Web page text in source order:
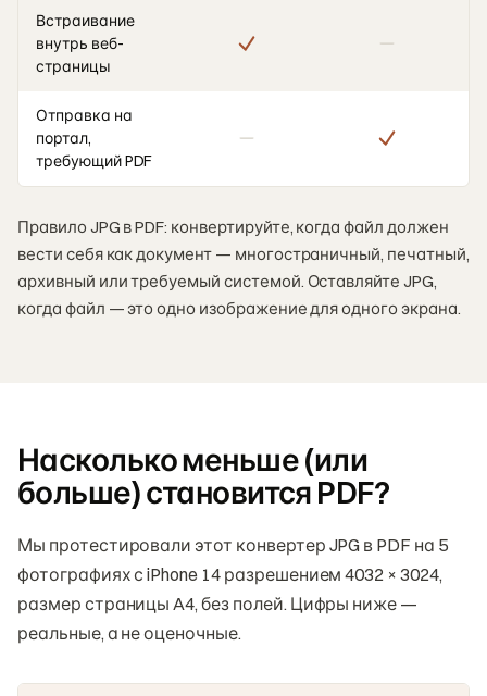
Встраивание
внутрь веб-
страницы
Отправка на
портал,
требующий PDF
Правило JPG в PDF: конвертируйте, когда файл должен
вести себя как документ — многостраничный, печатный,
архивный или требуемый системой. Оставляйте JPG,
когда файл — это одно изображение для одного экрана.
Насколько меньше (или
больше) становится PDF?
Мы протестировали этот конвертер JPG в PDF на 5
фотографиях с iPhone 14 разрешением 4032 × 3024,
размер страницы A4, без полей. Цифры ниже —
реальные, а не оценочные.